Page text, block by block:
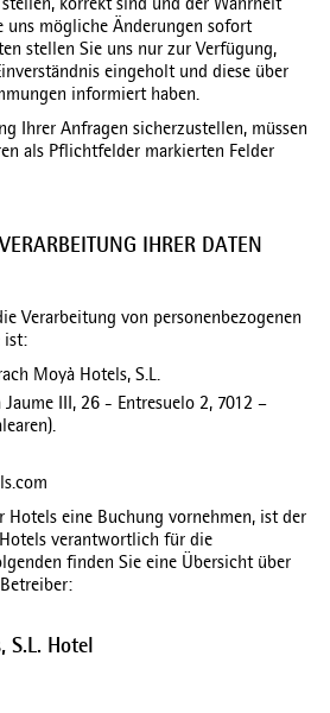
korrekt sind und der Wahrheit
uns mögliche Änderungen sofort
stellen Sie uns nur zur Verfügung,
eingeholt und diese über
informiert haben.
Ihrer Anfragen sicherzustellen, müssen
als Pflichtfelder markierten Felder
IHRER DATEN
Verarbeitung von personenbezogenen
ist:
Moyà Hotels, S.L.
III, 26 - Entresuelo 2, 7012 –
Hotels eine Buchung vornehmen, ist der
verantwortlich für die
finden Sie eine Übersicht über
S.L. Hotel